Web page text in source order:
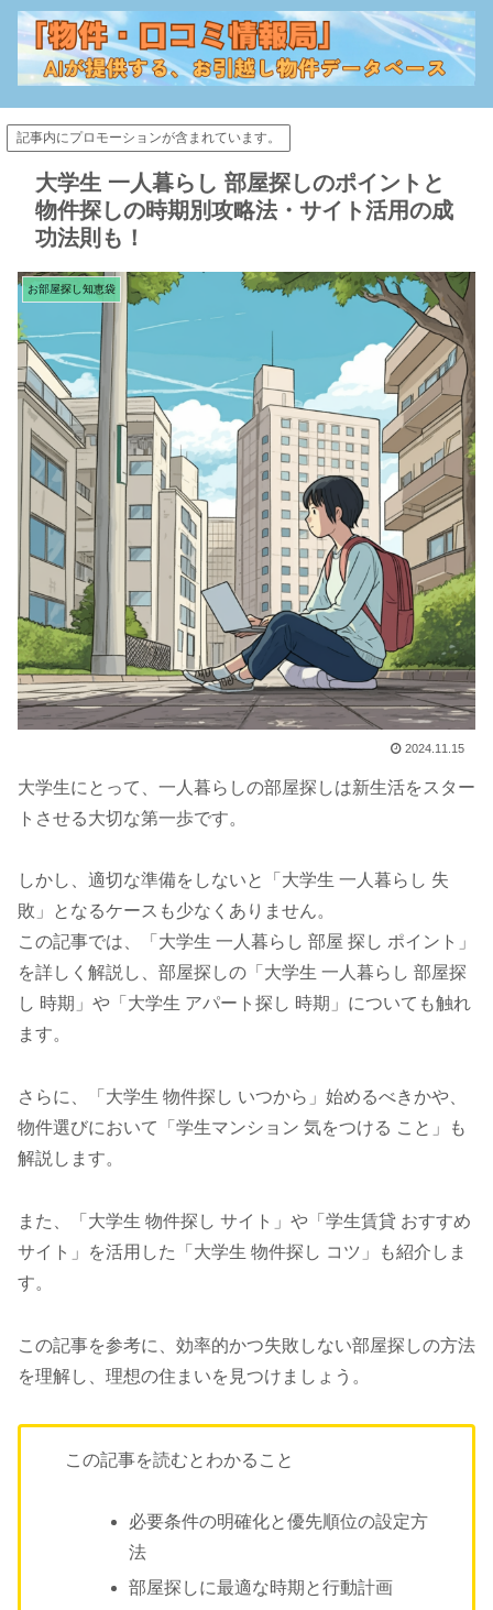
記事内にプロモーションが含まれています。
大学生 一人暮らし 部屋探しのポイントと
物件探しの時期別攻略法・サイト活用の成
功法則も！
お部屋探し知恵袋
2024.11.15
大学生にとって、一人暮らしの部屋探しは新生活をスター
トさせる大切な第一歩です。
しかし、適切な準備をしないと「大学生 一人暮らし 失
敗」となるケースも少なくありません。
この記事では、「大学生 一人暮らし 部屋 探し ポイント」
を詳しく解説し、部屋探しの「大学生 一人暮らし 部屋探
し 時期」や「大学生 アパート探し 時期」についても触れ
ます。
さらに、「大学生 物件探し いつから」始めるべきかや、
物件選びにおいて「学生マンション 気をつける こと」も
解説します。
また、「大学生 物件探し サイト」や「学生賃貸 おすすめ
サイト」を活用した「大学生 物件探し コツ」も紹介しま
す。
この記事を参考に、効率的かつ失敗しない部屋探しの方法
を理解し、理想の住まいを見つけましょう。
この記事を読むとわかること
必要条件の明確化と優先順位の設定方
法
部屋探しに最適な時期と行動計画